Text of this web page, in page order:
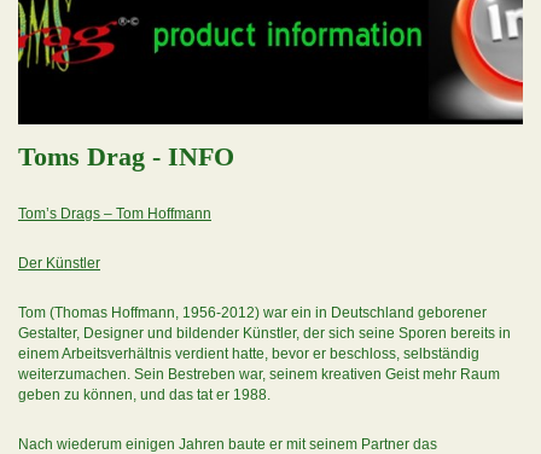
Toms Drag - INFO
Tom’s Drags – Tom Hoffmann
Der Künstler
Tom (Thomas Hoffmann, 1956-2012) war ein in Deutschland geborener
Gestalter, Designer und bildender Künstler, der sich seine Sporen bereits in
einem Arbeitsverhältnis verdient hatte, bevor er beschloss, selbständig
weiterzumachen. Sein Bestreben war, seinem kreativen Geist mehr Raum
geben zu können, und das tat er 1988.
Nach wiederum einigen Jahren baute er mit seinem Partner das